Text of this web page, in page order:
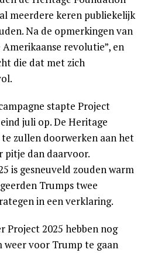
meerdere keren publiekelijk
Na de opmerkingen van
revolutie”, en
die dat met zich
stapte Project
juli op. De Heritage
zullen doorwerken aan het
pitje dan daarvoor.
is gesneuveld zouden warm
Trumps twee
in een verklaring.
Project 2025 hebben nog
weer voor Trump te gaan